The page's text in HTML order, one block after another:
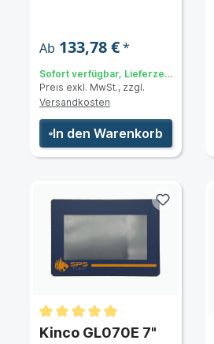
und Typ)
Ab 133,78 €*
Sofort verfügbar, Lieferzeit:
2-5 Tage
Preis exkl. MwSt., zzgl.
Versandkosten
In den Warenkorb
Kinco GL070E 7"